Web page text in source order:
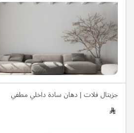
جزيتال فلات | دهان سادة داخلي مطفي